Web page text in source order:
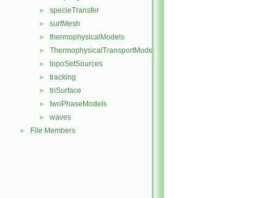
► specieTransfer
► surfMesh
► thermophysicalModels
► ThermophysicalTransportModels
► topoSetSources
► tracking
► triSurface
► twoPhaseModels
► waves
► File Members